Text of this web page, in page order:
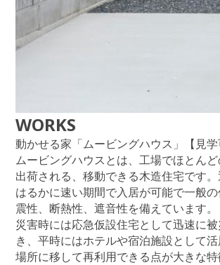
WORKS
動かせる家「ムービングハウス」【見学
ムービングハウスとは、工場でほとん
出荷される、移動できる木造住宅です
はるかに速い期間で入居が可能で一般
震性、断熱性、遮音性を備えています。
災害時には応急仮設住宅として迅速に
き、平時にはホテルや宿泊施設として
場所に移して再利用できる点が大きな特